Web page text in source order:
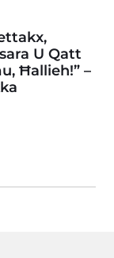
U Qatt
Ħallieh!” –